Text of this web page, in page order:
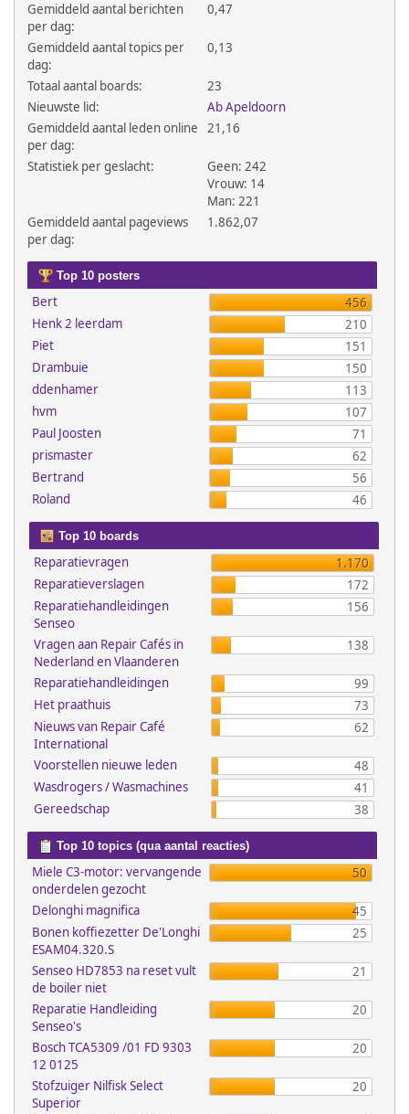
Gemiddeld aantal berichten
per dag:
0,47
Gemiddeld aantal topics per
dag:
0,13
Totaal aantal boards:
23
Nieuwste lid:
Ab Apeldoorn
Gemiddeld aantal leden online
per dag:
21,16
Statistiek per geslacht:
Geen: 242
Vrouw: 14
Man: 221
Gemiddeld aantal pageviews
per dag:
1.862,07
Top 10 posters
Bert
456
Henk 2 leerdam
210
Piet
151
Drambuie
150
ddenhamer
113
hvm
107
Paul Joosten
71
prismaster
62
Bertrand
56
Roland
46
Top 10 boards
Reparatievragen
1.170
Reparatieverslagen
172
Reparatiehandleidingen
Senseo
156
Vragen aan Repair Cafés in
Nederland en Vlaanderen
138
Reparatiehandleidingen
99
Het praathuis
73
Nieuws van Repair Café
International
62
Voorstellen nieuwe leden
48
Wasdrogers / Wasmachines
41
Gereedschap
38
Top 10 topics (qua aantal reacties)
Miele C3-motor: vervangende
onderdelen gezocht
50
Delonghi magnifica
45
Bonen koffiezetter De'Longhi
ESAM04.320.S
25
Senseo HD7853 na reset vult
de boiler niet
21
Reparatie Handleiding
Senseo's
20
Bosch TCA5309 /01 FD 9303
12 0125
20
Stofzuiger Nilfisk Select
Superior
20